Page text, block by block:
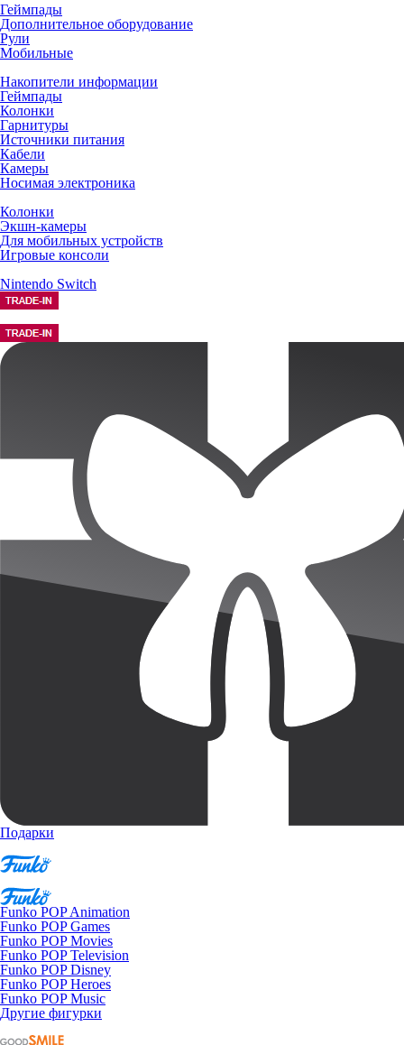
Геймпады
Дополнительное оборудование
Рули
Мобильные
Накопители информации
Геймпады
Колонки
Гарнитуры
Источники питания
Кабели
Камеры
Носимая электроника
Колонки
Экшн-камеры
Для мобильных устройств
Игровые консоли
Nintendo Switch
Подарки
Funko POP Animation
Funko POP Games
Funko POP Movies
Funko POP Television
Funko POP Disney
Funko POP Heroes
Funko POP Music
Другие фигурки